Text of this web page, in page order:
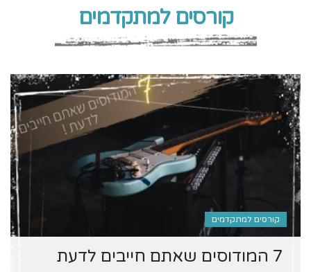
קורסים למתקדמים
קורסים למתקדמים
7 המודוסים שאתם חייבים לדעת